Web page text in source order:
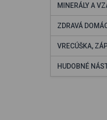
MINERÁLY A
ZDRAVÁ
VRECÚŠKA,
HUDOBNÉ